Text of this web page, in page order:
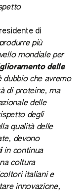
di
più
mondiale per
delle
dubbio che avremo
di proteine, ma
delle
degli
qualità delle
devono
in continua
coltura
italiani e
innovazione,